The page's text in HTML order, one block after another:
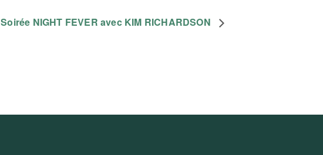
Soirée NIGHT FEVER avec KIM RICHARDSON